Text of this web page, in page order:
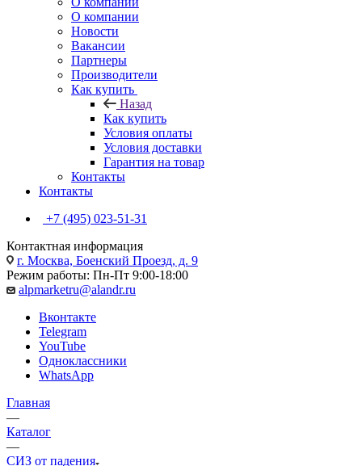
О компании
Новости
Вакансии
Партнеры
Производители
Как купить
Назад
Как купить
Условия оплаты
Условия доставки
Гарантия на товар
Контакты
Контакты
+7 (495) 023-51-31
Контактная информация
г. Москва, Боенский Проезд, д. 9
Режим работы: Пн-Пт 9:00-18:00
alpmarketru@alandr.ru
Вконтакте
Telegram
YouTube
Одноклассники
WhatsApp
Главная
—
Каталог
—
СИЗ от падения